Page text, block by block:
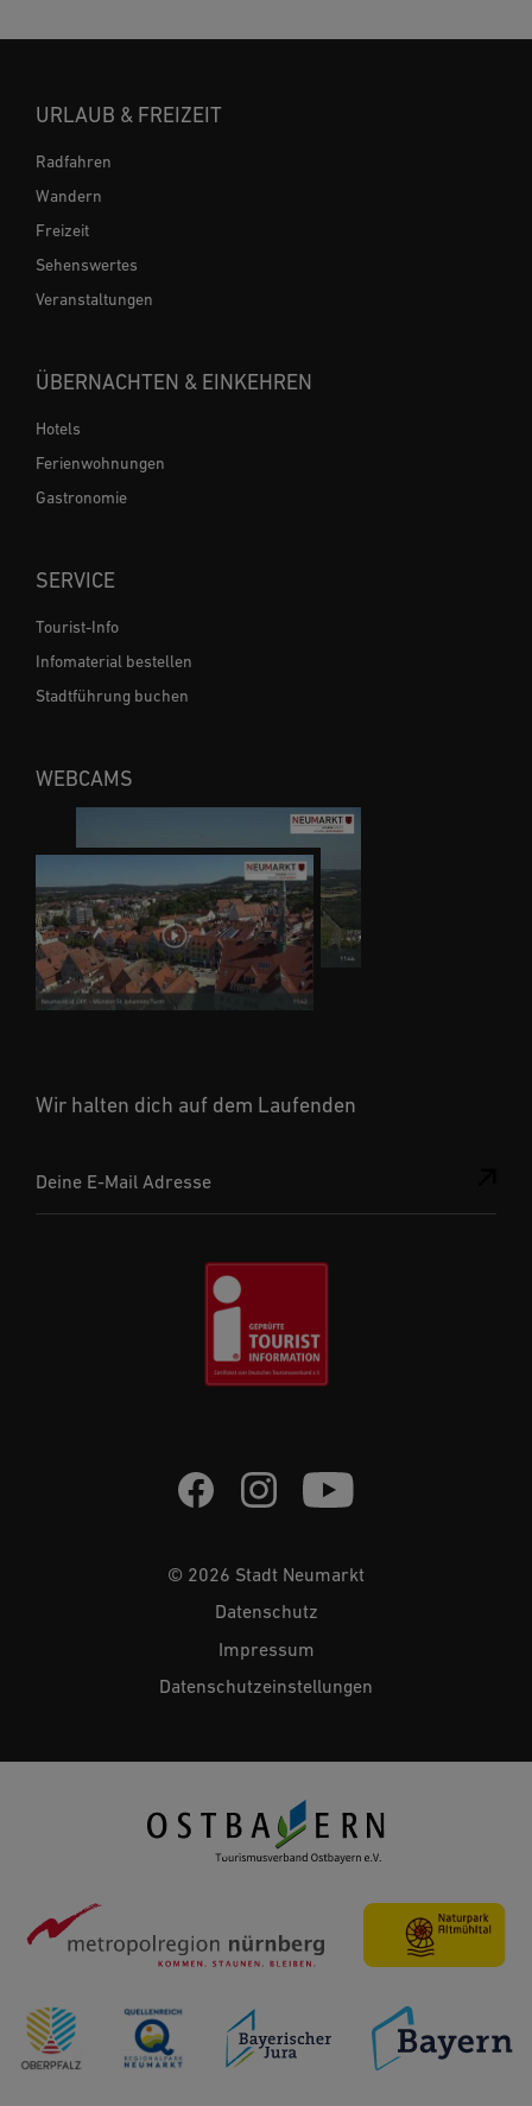
Wir halten dich auf dem Laufenden
Deine E-Mail Adresse
URLAUB & FREIZEIT
Radfahren
Wandern
Freizeit
Sehenswertes
Veranstaltungen
ÜBERNACHTEN & EINKEHREN
Hotels
Ferienwohnungen
Gastronomie
SERVICE
Tourist-Info
Infomaterial bestellen
Stadtführung buchen
WEBCAMS
© 2026 Stadt Neumarkt
Datenschutz
Impressum
Datenschutzeinstellungen